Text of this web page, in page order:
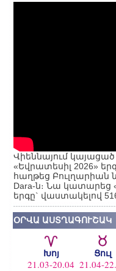
Վիեննայում կայացած
«Եվրատեսիլ 2026»
հաղթեց Բուլղարիան
Dara-ն։ Նա կատարեց
երգը` վաստակելով
ՕՐՎԱ ԱՍՏՂԱԳՈՒՇԱԿ
Խոյ
21.03-20.04
Ցուլ
21.04-